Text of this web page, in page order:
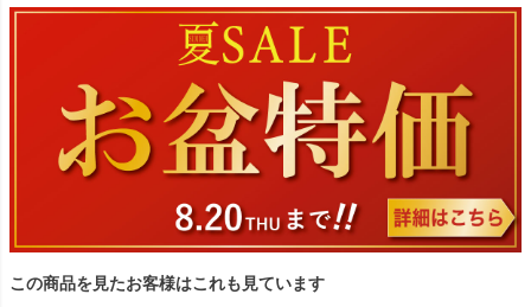
この商品を見たお客様はこれも見ています